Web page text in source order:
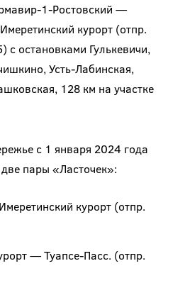
1-Ростовский —
курорт (отпр.
с остановками Гулькевичи,
Усть-Лабинская,
128 км на участке
с 1 января 2024 года
пары «Ласточек»:
курорт (отпр.
— Туапсе-Пасс. (отпр.